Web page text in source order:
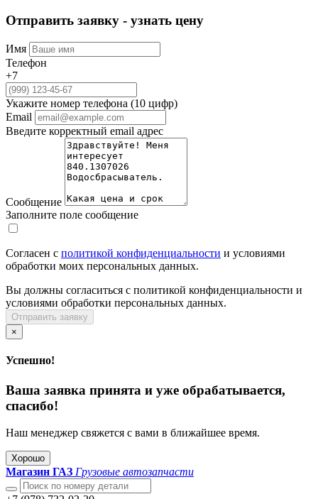
Отправить заявку - узнать цену
Имя
Телефон
+7
Укажите номер телефона (10 цифр)
Email
Введите корректный email адрес
Сообщение
Заполните поле сообщение
Согласен с политикой конфиденциальности и условиями
обработки моих персональных данных.
Вы должны согласиться с политикой конфиденциальности и
условиями обработки персональных данных.
Отправить заявку
×
Успешно!
Ваша заявка принята и уже обрабатывается,
спасибо!
Наш менеджер свяжется с вами в ближайшее время.
Хорошо
Магазин ГАЗ Грузовые автозапчасти